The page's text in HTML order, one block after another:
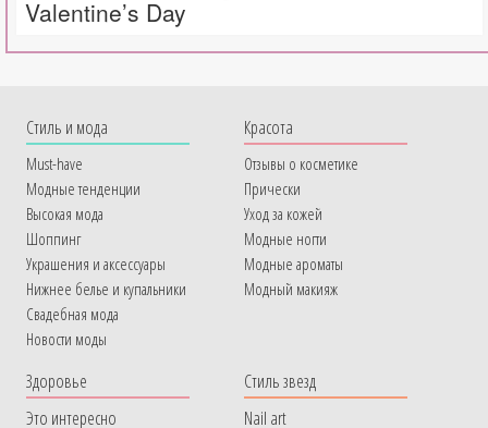
Valentine’s Day
Cтиль и мода
Must-have
Модные тенденции
Высокая мода
Шоппинг
Украшения и аксессуары
Нижнее белье и купальники
Свадебная мода
Новости моды
Красота
Отзывы о косметике
Прически
Уход за кожей
Модные ногти
Модные ароматы
Модный макияж
Здоровье
Это интересно
Стиль звезд
Nail art